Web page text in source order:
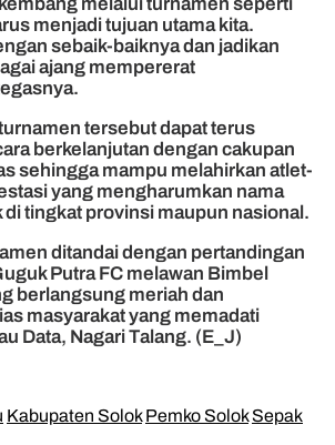
menjadi tujuan utama kita.
sebaik-baiknya dan jadikan
ajang mempererat
tersebut dapat terus
berkelanjutan dengan cakupan
sehingga mampu melahirkan atlet-
yang mengharumkan nama
di tingkat provinsi maupun nasional.
ditandai dengan pertandingan
Putra FC melawan Bimbel
berlangsung meriah dan
masyarakat yang memadati
Data, Nagari Talang. (E_J)
Kabupaten Solok Pemko Solok Sepak